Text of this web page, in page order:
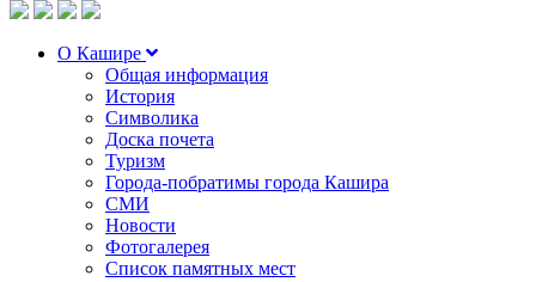
О Кашире
Общая информация
История
Символика
Доска почета
Туризм
Города-побратимы города Кашира
СМИ
Новости
Фотогалерея
Список памятных мест